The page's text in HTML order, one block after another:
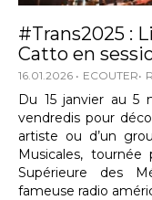
#Trans2025 :
Catto en
16.01.2026 ECOUTER
Du 15 janvier au 5
vendredis pour
artiste ou d’un
Musicales, tournée
Supérieure des
fameuse radio